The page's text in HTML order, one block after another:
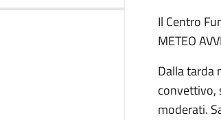
Il Centro
METEO
Dalla tarda
convettivo,
moderati.